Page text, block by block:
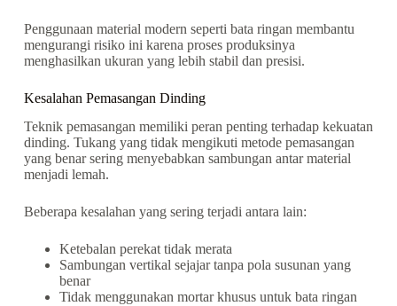
Penggunaan material modern seperti bata ringan membantu
mengurangi risiko ini karena proses produksinya
menghasilkan ukuran yang lebih stabil dan presisi.
Kesalahan Pemasangan Dinding
Teknik pemasangan memiliki peran penting terhadap kekuatan
dinding. Tukang yang tidak mengikuti metode pemasangan
yang benar sering menyebabkan sambungan antar material
menjadi lemah.
Beberapa kesalahan yang sering terjadi antara lain:
Ketebalan perekat tidak merata
Sambungan vertikal sejajar tanpa pola susunan yang
benar
Tidak menggunakan mortar khusus untuk bata ringan